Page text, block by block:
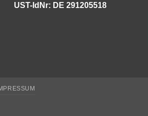
UST-IdNr: DE 291205518